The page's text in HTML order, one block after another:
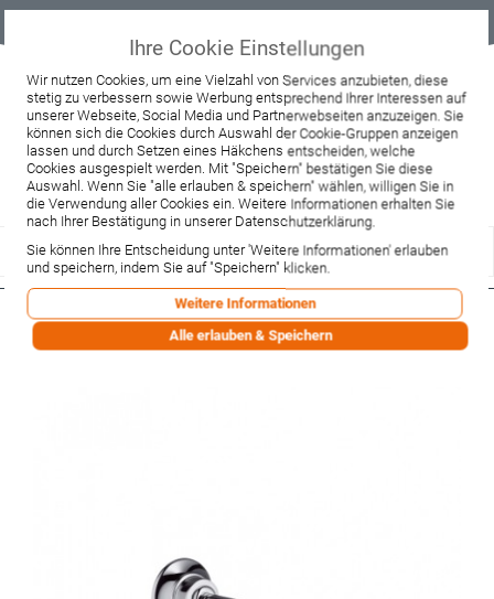
Beratung & Verkauf
+49 37467 66944
Montag - Freitag:
10:00 - 12:00 Uhr
13:00 - 16:00 Uhr
Samstag:
9:00 - 12:00 Uhr
Lieferzeitanfrage Widerruf
Hansgrohe Reservepapierhalter
Axor Montreux chrom (42028000)
Ihre Cookie Einstellungen
Wir nutzen Cookies, um eine Vielzahl von Services anzubieten, diese
stetig zu verbessern sowie Werbung entsprechend Ihrer Interessen auf
unserer Webseite, Social Media und Partnerwebseiten anzuzeigen. Sie
können sich die Cookies durch Auswahl der Cookie-Gruppen anzeigen
lassen und durch Setzen eines Häkchens entscheiden, welche
Cookies ausgespielt werden. Mit "Speichern" bestätigen Sie diese
Auswahl. Wenn Sie "alle erlauben & speichern" wählen, willigen Sie in
die Verwendung aller Cookies ein. Weitere Informationen erhalten Sie
nach Ihrer Bestätigung in unserer Datenschutzerklärung.
Sie können Ihre Entscheidung unter 'Weitere Informationen' erlauben
und speichern, indem Sie auf "Speichern" klicken.
Weitere Informationen
Alle erlauben & Speichern